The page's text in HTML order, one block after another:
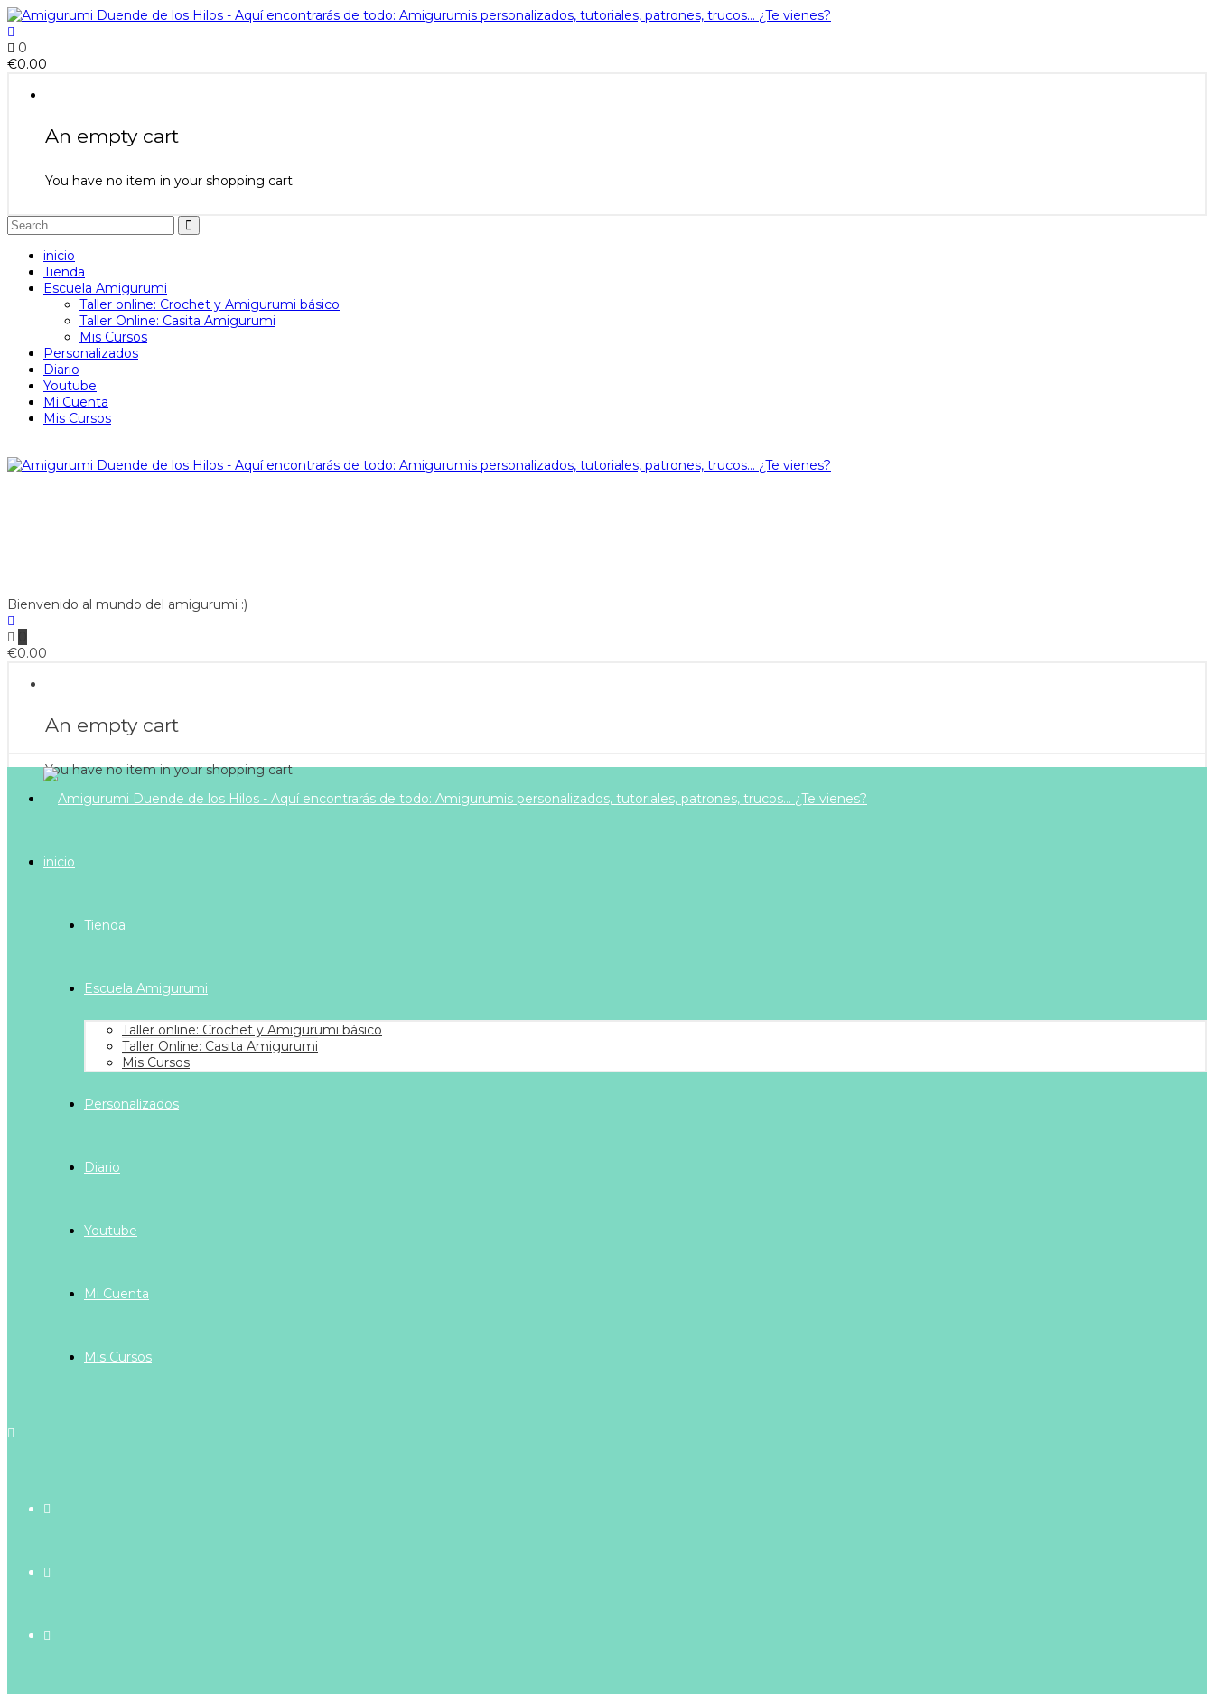
0
€0.00
An empty cart
You have no item in your shopping cart
inicio
Tienda
Escuela Amigurumi
Taller online: Crochet y Amigurumi básico
Taller Online: Casita Amigurumi
Mis Cursos
Personalizados
Diario
Youtube
Mi Cuenta
Mis Cursos
Bienvenido al mundo del amigurumi :)
€0.00
An empty cart
You have no item in your shopping cart
inicio
Tienda
Escuela Amigurumi
Taller online: Crochet y Amigurumi básico
Taller Online: Casita Amigurumi
Mis Cursos
Personalizados
Diario
Youtube
Mi Cuenta
Mis Cursos